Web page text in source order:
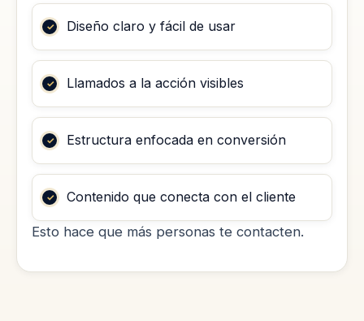
Diseño claro y fácil de usar
Llamados a la acción visibles
Estructura enfocada en conversión
Contenido que conecta con el cliente
Esto hace que más personas te contacten.